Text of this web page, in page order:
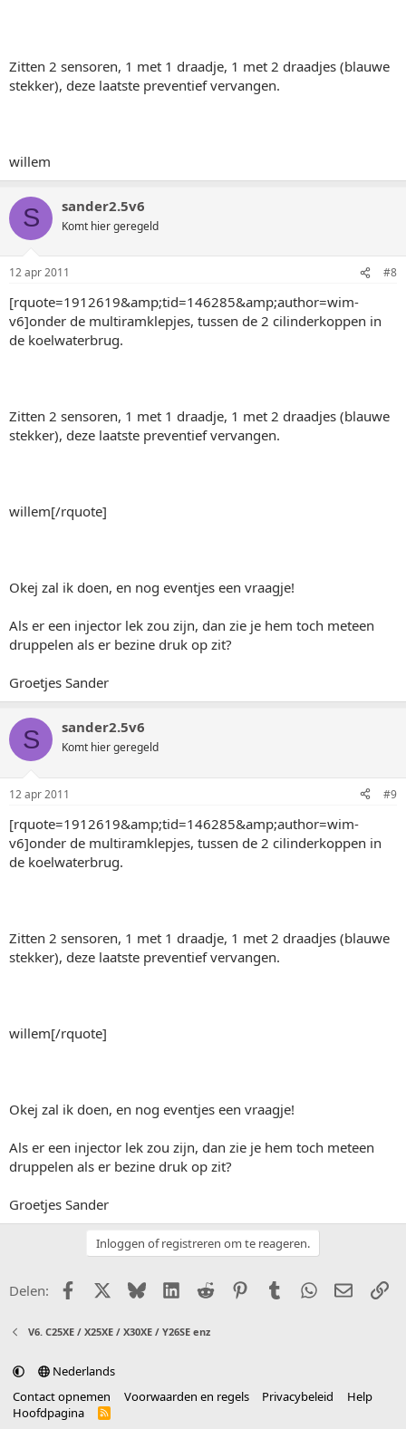
Zitten 2 sensoren, 1 met 1 draadje, 1 met 2 draadjes (blauwe
stekker), deze laatste preventief vervangen.
willem
S sander2.5v6
Komt hier geregeld
12 apr 2011 #8
[rquote=1912619&amp;tid=146285&amp;author=wim-
v6]onder de multiramklepjes, tussen de 2 cilinderkoppen in
de koelwaterbrug.
Zitten 2 sensoren, 1 met 1 draadje, 1 met 2 draadjes (blauwe
stekker), deze laatste preventief vervangen.
willem[/rquote]
Okej zal ik doen, en nog eventjes een vraagje!
Als er een injector lek zou zijn, dan zie je hem toch meteen
druppelen als er bezine druk op zit?
Groetjes Sander
S sander2.5v6
Komt hier geregeld
12 apr 2011 #9
[rquote=1912619&amp;tid=146285&amp;author=wim-
v6]onder de multiramklepjes, tussen de 2 cilinderkoppen in
de koelwaterbrug.
Zitten 2 sensoren, 1 met 1 draadje, 1 met 2 draadjes (blauwe
stekker), deze laatste preventief vervangen.
willem[/rquote]
Okej zal ik doen, en nog eventjes een vraagje!
Als er een injector lek zou zijn, dan zie je hem toch meteen
druppelen als er bezine druk op zit?
Groetjes Sander
Inloggen of registreren om te reageren.
Delen: FacebookX (Twitter)
BlueskyLinkedIn
Reddit PinterestTumblr WhatsApp
E-mail
V6. C25XE / X25XE / X30XE / Y26SE enz
Nederlands
Contact opnemen
Voorwaarden en regels Privacybeleid
Help
Hoofdpagina
R